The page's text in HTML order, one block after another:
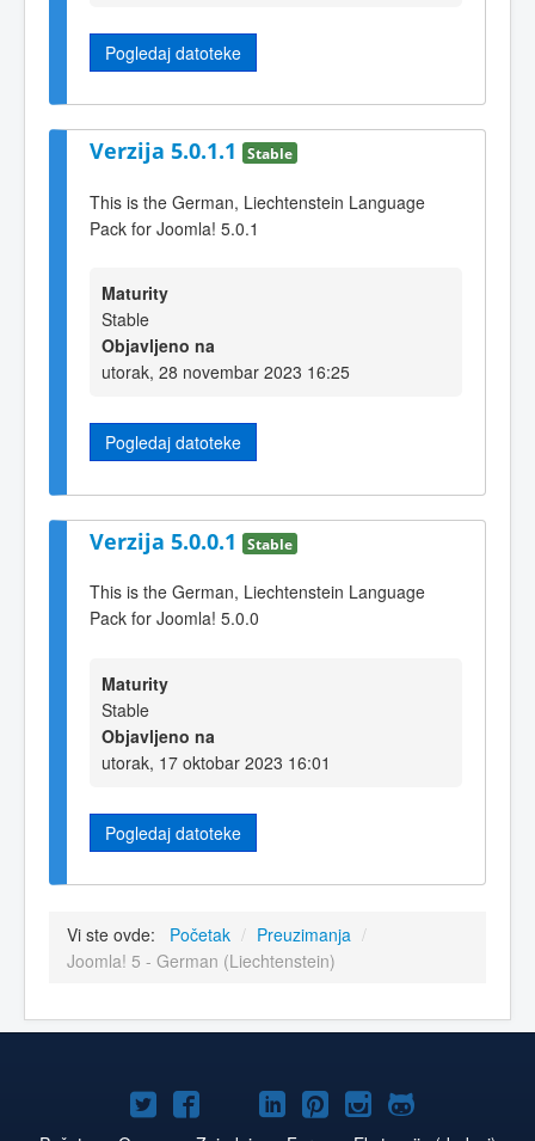
Pogledaj datoteke
Verzija 5.0.1.1 Stable
This is the German, Liechtenstein Language
Pack for Joomla! 5.0.1
Maturity
Stable
Objavljeno na
utorak, 28 novembar 2023 16:25
Pogledaj datoteke
Verzija 5.0.0.1 Stable
This is the German, Liechtenstein Language
Pack for Joomla! 5.0.0
Maturity
Stable
Objavljeno na
utorak, 17 oktobar 2023 16:01
Pogledaj datoteke
Vi ste ovde: Početak / Preuzimanja /
Joomla! 5 - German (Liechtenstein)
Joomla!Joomla!Joomla!
Joomla!Joomla!
Joomla!Joomla!